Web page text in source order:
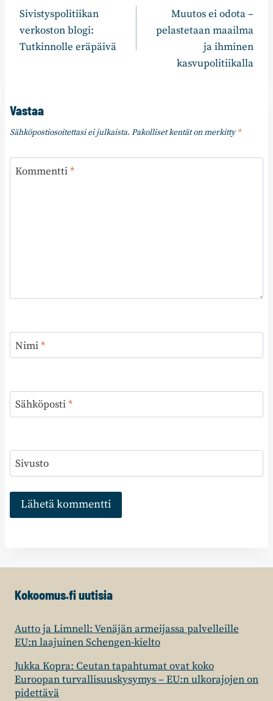
selaus
Sivistyspolitiikan
verkoston blogi:
Tutkinnolle eräpäivä
Muutos ei odota –
pelastetaan maailma
ja ihminen
kasvupolitiikalla
Vastaa
Sähköpostiosoitettasi ei julkaista. Pakolliset kentät on merkitty*
Kommentti*
Nimi*
Sähköposti*
Sivusto
Kokoomus.fi uutisia
Autto ja Limnell: Venäjän armeijassa palvelleille
EU:n laajuinen Schengen-kielto
Jukka Kopra: Ceutan tapahtumat ovat koko
Euroopan turvallisuuskysymys – EU:n ulkorajojen on
pidettävä